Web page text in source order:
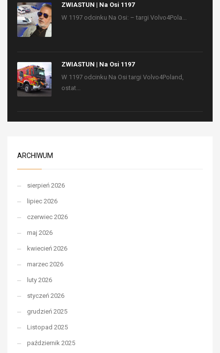
ZWIASTUN | Na Osi 1197
W 1197 odcinku Na Osi: – targi Volvo4Pola...
ZWIASTUN | Na Osi 1197
W 1197 odcinku Na Osi targi Volvo4Poland,
ostat...
ARCHIWUM
sierpień 2026
lipiec 2026
czerwiec 2026
maj 2026
kwiecień 2026
marzec 2026
luty 2026
styczeń 2026
grudzień 2025
Listopad 2025
październik 2025